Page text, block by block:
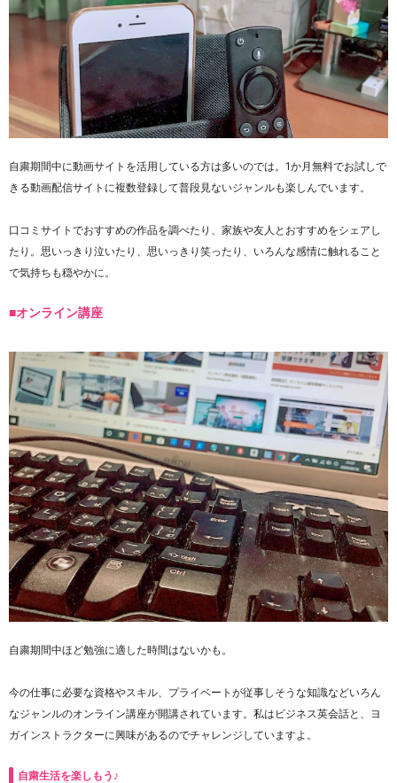
自粛期間中に動画サイトを活用している方は多いのでは。1か月無料でお試しで
きる動画配信サイトに複数登録して普段見ないジャンルも楽しんでいます。
口コミサイトでおすすめの作品を調べたり、家族や友人とおすすめをシェアし
たり。思いっきり泣いたり、思いっきり笑ったり、いろんな感情に触れること
で気持ちも穏やかに。
■オンライン講座
自粛期間中ほど勉強に適した時間はないかも。
今の仕事に必要な資格やスキル、プライベートが従事しそうな知識などいろん
なジャンルのオンライン講座が開講されています。私はビジネス英会話と、ヨ
ガインストラクターに興味があるのでチャレンジしていますよ。
自粛生活を楽しもう♪